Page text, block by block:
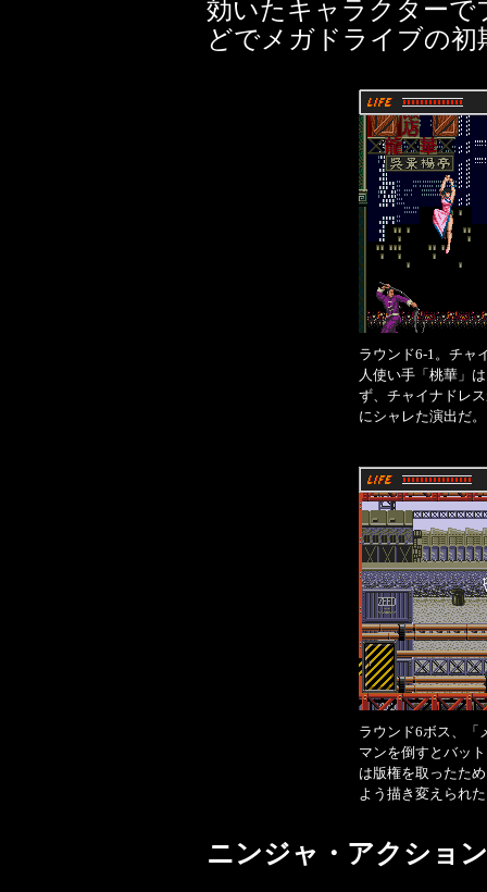
効いたキャラクターで
どでメガドライブの
ラウンド6-1。チャ
人使い手「桃華」
ず、チャイナドレ
にシャレた演出だ。
ラウンド6ボス、「
マンを倒すとバッ
は版権を取ったた
よう描き変えられ
ニンジャ・アクショ